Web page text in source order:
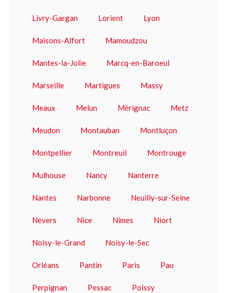
Livry-Gargan Lorient Lyon
Maisons-Alfort Mamoudzou
Mantes-la-Jolie Marcq-en-Baroeul
Marseille Martigues Massy
Meaux Melun Mérignac Metz
Meudon Montauban Montluçon
Montpellier Montreuil Montrouge
Mulhouse Nancy Nanterre
Nantes Narbonne Neuilly-sur-Seine
Nevers Nice Nîmes Niort
Noisy-le-Grand Noisy-le-Sec
Orléans Pantin Paris Pau
Perpignan Pessac Poissy